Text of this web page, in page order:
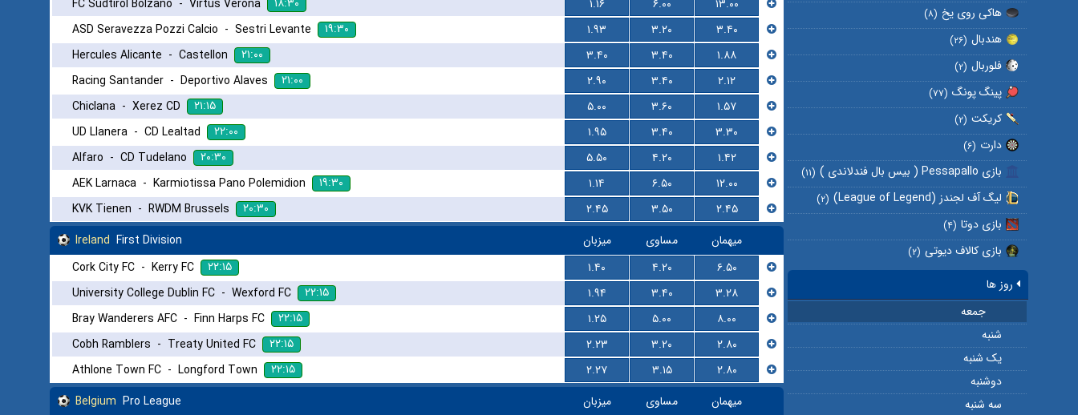
هاکی روی یخ (۸)
هندبال (۲۶)
فلوربال (۲)
پینگ پونگ (۷۷)
کریکت (۲)
دارت (۶)
بازی Pessapallo ( بیس بال فندلاندی ) (۱۱)
لیگ آف لجندز (League of Legend) (۲)
بازی دوتا (۴)
بازی کالاف دیوتی (۲)
روز ها
جمعه
شنبه
یک شنبه
دوشنبه
سه شنبه
FC Sudtirol Bolzano - Virtus Verona ۱.۱۶ ۶.۰۰
۱۳.۰۰
ASD Seravezza Pozzi Calcio - Sestri Levante ۱۹:۳۰ ۱.۹۳ ۳.۲۰
۳.۴۰
Hercules Alicante - Castellon ۲۱:۰۰ ۳.۴۰ ۳.۴۰
۱.۸۸
Racing Santander - Deportivo Alaves ۲۱:۰۰ ۲.۹۰ ۳.۴۰
۲.۱۲
Chiclana - Xerez CD ۲۱:۱۵ ۵.۰۰ ۳.۶۰
۱.۵۷
UD Llanera - CD Lealtad ۲۲:۰۰ ۱.۹۵ ۳.۴۰
۳.۳۰
Alfaro - CD Tudelano ۲۰:۳۰ ۵.۵۰ ۴.۲۰
۱.۴۲
AEK Larnaca - Karmiotissa Pano Polemidion ۱۹:۳۰ ۱.۱۴ ۶.۵۰
۱۲.۰۰
KVK Tienen - RWDM Brussels ۲۰:۳۰ ۲.۴۵ ۳.۵۰
۲.۴۵
Ireland First Division میزبان مساوی
میهمان
Cork City FC - Kerry FC ۲۲:۱۵ ۱.۴۰ ۴.۲۰
۶.۵۰
University College Dublin FC - Wexford FC ۲۲:۱۵ ۱.۹۴ ۳.۴۰
۳.۲۸
Bray Wanderers AFC - Finn Harps FC ۲۲:۱۵ ۱.۲۵ ۵.۰۰
۸.۰۰
Cobh Ramblers - Treaty United FC ۲۲:۱۵ ۲.۲۳ ۳.۲۰
۲.۸۰
Athlone Town FC - Longford Town ۲۲:۱۵ ۲.۲۷ ۳.۱۵
۲.۸۰
Belgium Pro League میزبان مساوی
میهمان